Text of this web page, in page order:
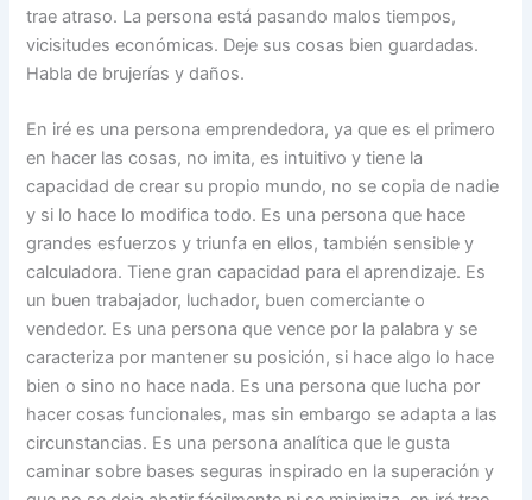
trae atraso. La persona está pasando malos tiempos,
vicisitudes económicas. Deje sus cosas bien guardadas.
Habla de brujerías y daños.
En iré es una persona emprendedora, ya que es el primero
en hacer las cosas, no imita, es intuitivo y tiene la
capacidad de crear su propio mundo, no se copia de nadie
y si lo hace lo modifica todo. Es una persona que hace
grandes esfuerzos y triunfa en ellos, también sensible y
calculadora. Tiene gran capacidad para el aprendizaje. Es
un buen trabajador, luchador, buen comerciante o
vendedor. Es una persona que vence por la palabra y se
caracteriza por mantener su posición, si hace algo lo hace
bien o sino no hace nada. Es una persona que lucha por
hacer cosas funcionales, mas sin embargo se adapta a las
circunstancias. Es una persona analítica que le gusta
caminar sobre bases seguras inspirado en la superación y